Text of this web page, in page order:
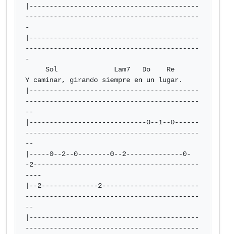
|------------------------------------------
-------------------------------------------
-
|------------------------------------------
-------------------------------------------
-
Y caminar, girando siempre en un lugar.
|------------------------------------------
-------------------------------------------
--
|-----------------------------0--1--0------
-------------------------------------------
--
|-----0--2--0--------0--2--------------0-
-2-----------------------------------------
----
|--2--------------2------------------------
-------------------------------------------
--
|------------------------------------------
-------------------------------------------